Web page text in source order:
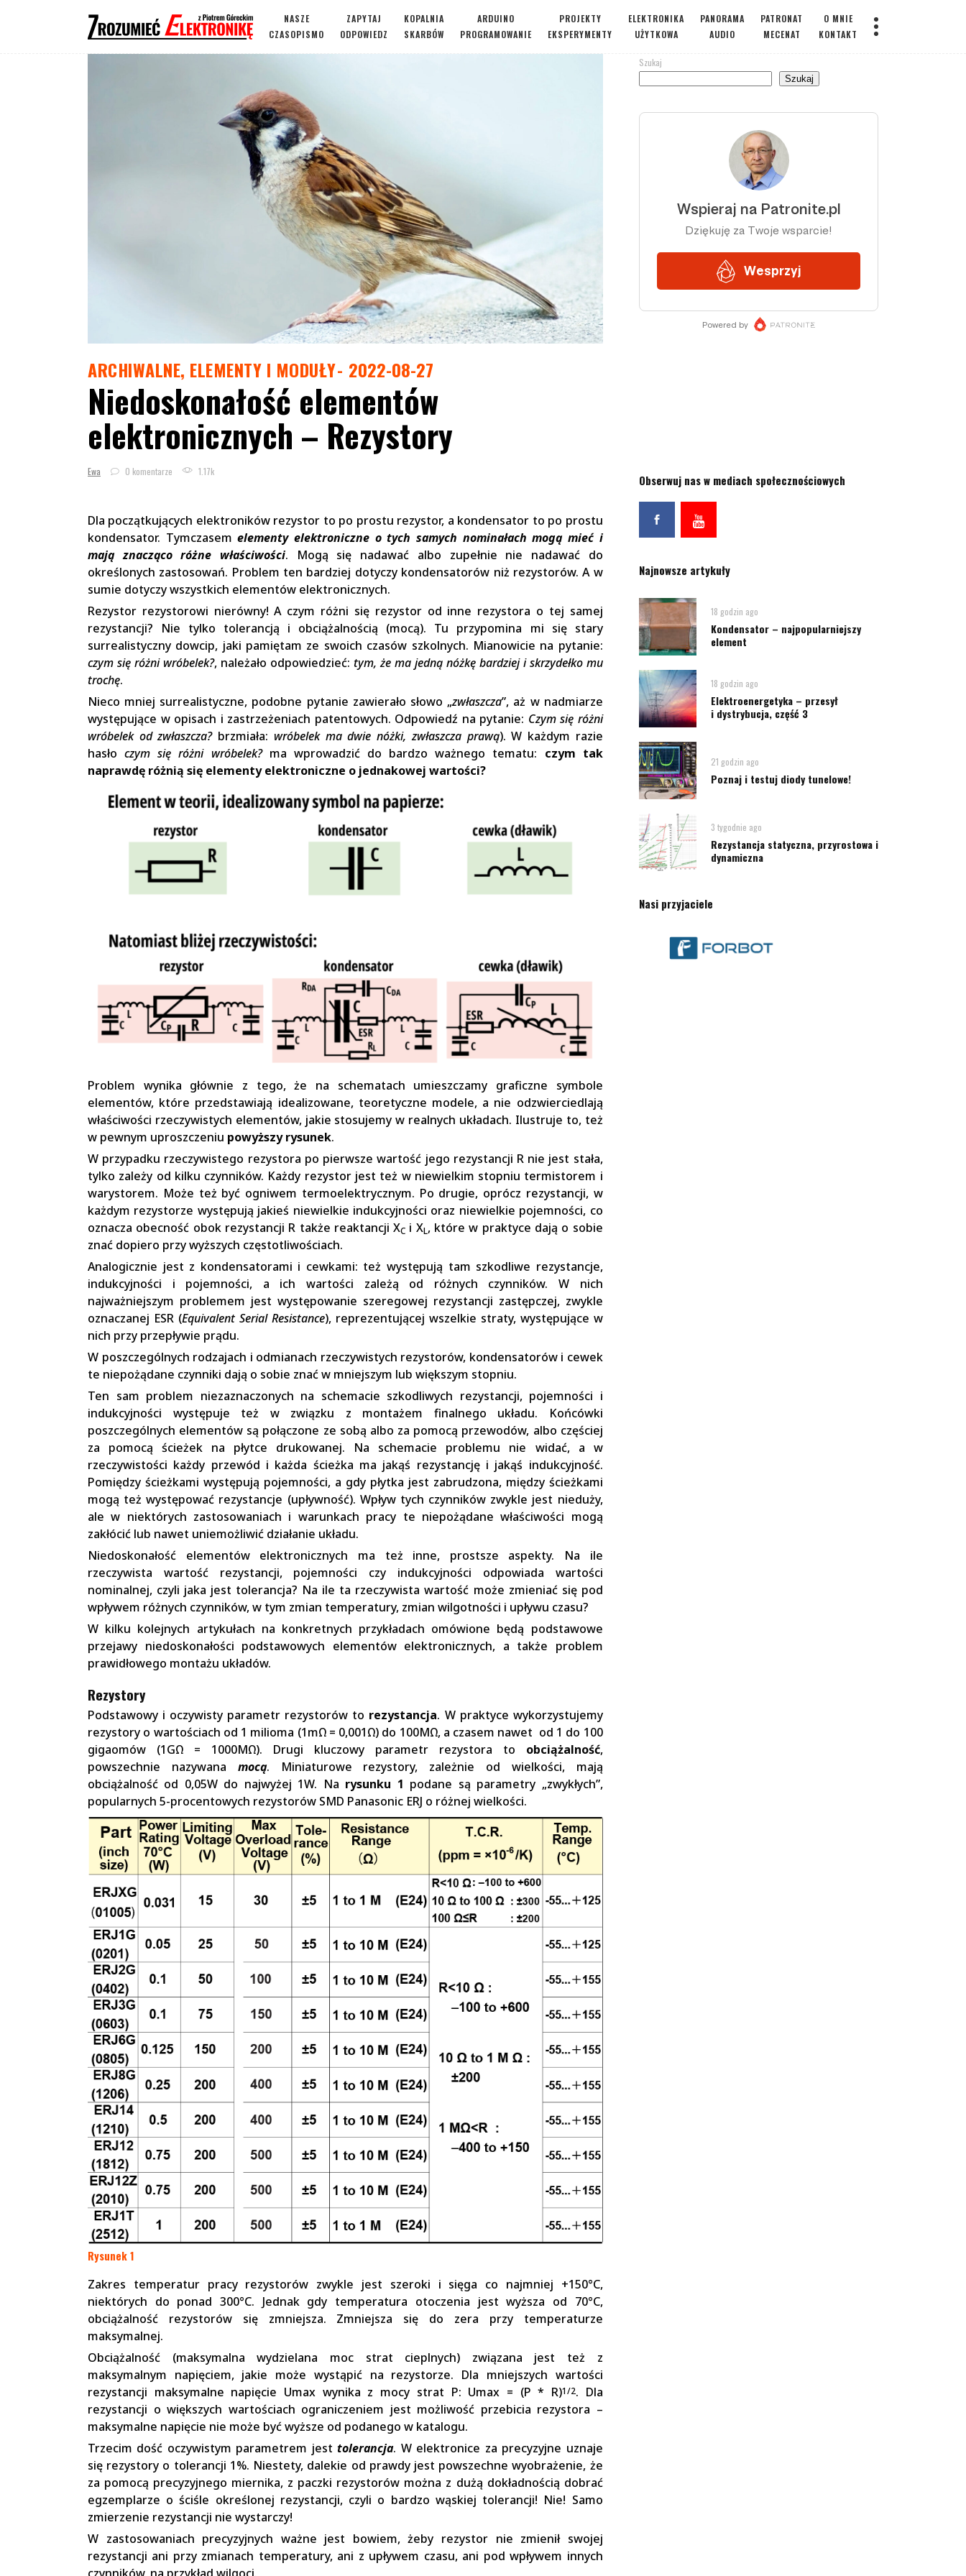
NASZE
CZASOPISMO
ZAPYTAJ
ODPOWIEDZ
KOPALNIA
SKARBÓW
ARDUINO
PROGRAMOWANIE
PROJEKTY
EKSPERYMENTY
ELEKTRONIKA
UŻYTKOWA
PANORAMA
AUDIO
PATRONAT
MECENAT
O MNIE
KONTAKT
ARCHIWALNE, ELEMENTY I MODUŁY 2022-08-27
Niedoskonałość elementów
elektronicznych – Rezystory
Ewa 0 komentarze 1.17k
Dla początkujących elektroników rezystor to po prostu rezystor, a kondensator to po prostu
kondensator. Tymczasemelementy elektroniczne o tych samych nominałach mogą mieć i
mają znacząco różne właściwości. Mogą się nadawać albo zupełnie nie nadawać do
określonych zastosowań. Problem ten bardziej dotyczy kondensatorów niż rezystorów. A w
sumie dotyczy wszystkich elementów elektronicznych.
Rezystor rezystorowi nierówny! A czym różni się rezystor od inne rezystora o tej samej
rezystancji? Nie tylko tolerancją i obciążalnością (mocą). Tu przypomina mi się stary
surrealistyczny dowcip, jaki pamiętam ze swoich czasów szkolnych. Mianowicie na pytanie:
czym się różni wróbelek?, należało odpowiedzieć: tym, że ma jedną nóżkę bardziej i skrzydełko mu
trochę.
Nieco mniej surrealistyczne, podobne pytanie zawierało słowo „zwłaszcza”, aż w nadmiarze
występujące w opisach i zastrzeżeniach patentowych. Odpowiedź na pytanie: Czym się różni
wróbelek od zwłaszcza?brzmiała: wróbelek ma dwie nóżki, zwłaszcza prawą). W każdym razie
hasłoczym się różni wróbelek?ma wprowadzić do bardzo ważnego tematu: czym tak
naprawdę różnią się elementy elektroniczne o jednakowej wartości?
Problem wynika głównie z tego, że na schematach umieszczamy graficzne symbole
elementów, które przedstawiają idealizowane, teoretyczne modele, a nie odzwierciedlają
właściwości rzeczywistych elementów, jakie stosujemy w realnych układach. Ilustruje to, też
w pewnym uproszczeniu powyższy rysunek.
W przypadku rzeczywistego rezystora po pierwsze wartość jego rezystancji R nie jest stała,
tylko zależy od kilku czynników. Każdy rezystor jest też w niewielkim stopniu termistorem i
warystorem. Może też być ogniwem termoelektrycznym. Po drugie, oprócz rezystancji, w
każdym rezystorze występują jakieś niewielkie indukcyjności oraz niewielkie pojemności, co
oznacza obecność obok rezystancji R także reaktancji XC i XL, które w praktyce dają o sobie
znać dopiero przy wyższych częstotliwościach.
Analogicznie jest z kondensatorami i cewkami: też występują tam szkodliwe rezystancje,
indukcyjności i pojemności, a ich wartości zależą od różnych czynników. W nich
najważniejszym problemem jest występowanie szeregowej rezystancji zastępczej, zwykle
oznaczanej ESR (Equivalent Serial Resistance), reprezentującej wszelkie straty, występujące w
nich przy przepływie prądu.
W poszczególnych rodzajach i odmianach rzeczywistych rezystorów, kondensatorów i cewek
te niepożądane czynniki dają o sobie znać w mniejszym lub większym stopniu.
Ten sam problem niezaznaczonych na schemacie szkodliwych rezystancji, pojemności i
indukcyjności występuje też w związku z montażem finalnego układu. Końcówki
poszczególnych elementów są połączone ze sobą albo za pomocą przewodów, albo częściej
za pomocą ścieżek na płytce drukowanej. Na schemacie problemu nie widać, a w
rzeczywistości każdy przewód i każda ścieżka ma jakąś rezystancję i jakąś indukcyjność.
Pomiędzy ścieżkami występują pojemności, a gdy płytka jest zabrudzona, między ścieżkami
mogą też występować rezystancje (upływność). Wpływ tych czynników zwykle jest nieduży,
ale w niektórych zastosowaniach i warunkach pracy te niepożądane właściwości mogą
zakłócić lub nawet uniemożliwić działanie układu.
Niedoskonałość elementów elektronicznych ma też inne, prostsze aspekty. Na ile
rzeczywista wartość rezystancji, pojemności czy indukcyjności odpowiada wartości
nominalnej, czyli jaka jest tolerancja? Na ile ta rzeczywista wartość może zmieniać się pod
wpływem różnych czynników, w tym zmian temperatury, zmian wilgotności i upływu czasu?
W kilku kolejnych artykułach na konkretnych przykładach omówione będą podstawowe
przejawy niedoskonałości podstawowych elementów elektronicznych, a także problem
prawidłowego montażu układów.
Rezystory
Podstawowy i oczywisty parametr rezystorów to rezystancja. W praktyce wykorzystujemy
rezystory o wartościach od 1 milioma (1mΩ = 0,001Ω) do 100MΩ, a czasem nawet od 1 do 100
gigaomów (1GΩ = 1000MΩ). Drugi kluczowy parametr rezystora to obciążalność,
powszechnie nazywana mocą. Miniaturowe rezystory, zależnie od wielkości, mają
obciążalność od 0,05W do najwyżej 1W. Na rysunku 1 podane są parametry „zwykłych”,
popularnych 5-procentowych rezystorów SMD Panasonic ERJ o różnej wielkości.
Rysunek 1
Zakres temperatur pracy rezystorów zwykle jest szeroki i sięga co najmniej +150°C,
niektórych do ponad 300°C. Jednak gdy temperatura otoczenia jest wyższa od 70°C,
obciążalność rezystorów się zmniejsza. Zmniejsza się do zera przy temperaturze
maksymalnej.
Obciążalność (maksymalna wydzielana moc strat cieplnych) związana jest też z
maksymalnym napięciem, jakie może wystąpić na rezystorze. Dla mniejszych wartości
rezystancji maksymalne napięcie Umax wynika z mocy strat P: Umax = (P * R)1/2. Dla
rezystancji o większych wartościach ograniczeniem jest możliwość przebicia rezystora –
maksymalne napięcie nie może być wyższe od podanego w katalogu.
Trzecim dość oczywistym parametrem jesttolerancja. W elektronice za precyzyjne uznaje
się rezystory o tolerancji 1%. Niestety, dalekie od prawdy jest powszechne wyobrażenie, że
za pomocą precyzyjnego miernika, z paczki rezystorów można z dużą dokładnością dobrać
egzemplarze o ściśle określonej rezystancji, czyli o bardzo wąskiej tolerancji! Nie! Samo
zmierzenie rezystancji nie wystarczy!
W zastosowaniach precyzyjnych ważne jest bowiem, żeby rezystor nie zmienił swojej
rezystancji ani przy zmianach temperatury, ani z upływem czasu, ani pod wpływem innych
Szukaj
Szukaj
Obserwuj nas w mediach społecznościowych
Najnowsze artykuły
18 godzin ago
Kondensator – najpopularniejszy
element
18 godzin ago
Elektroenergetyka – przesył
i dystrybucja, część 3
21 godzin ago
Poznaj i testuj diody tunelowe!
3 tygodnie ago
Rezystancja statyczna, przyrostowa i
dynamiczna
Nasi przyjaciele